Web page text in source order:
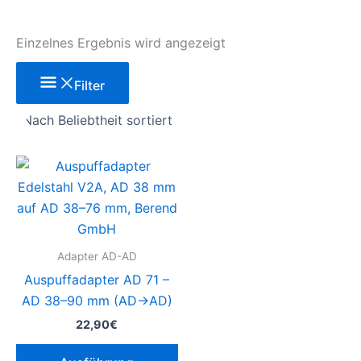
Einzelnes Ergebnis wird angezeigt
Filter
Adapter AD-AD
Auspuffadapter AD 71 –
AD 38–90 mm (AD→AD)
22,90€